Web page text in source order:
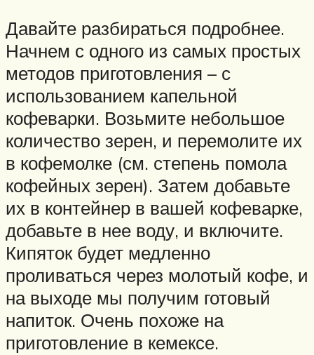
Давайте разбираться подробнее.
Начнем с одного из самых простых
методов приготовления – с
использованием капельной
кофеварки. Возьмите небольшое
количество зерен, и перемолите их
в кофемолке (см. степень помола
кофейных зерен). Затем добавьте
их в контейнер в вашей кофеварке,
добавьте в нее воду, и включите.
Кипяток будет медленно
проливаться через молотый кофе, и
на выходе мы получим готовый
напиток. Очень похоже на
приготовление в кемексе.